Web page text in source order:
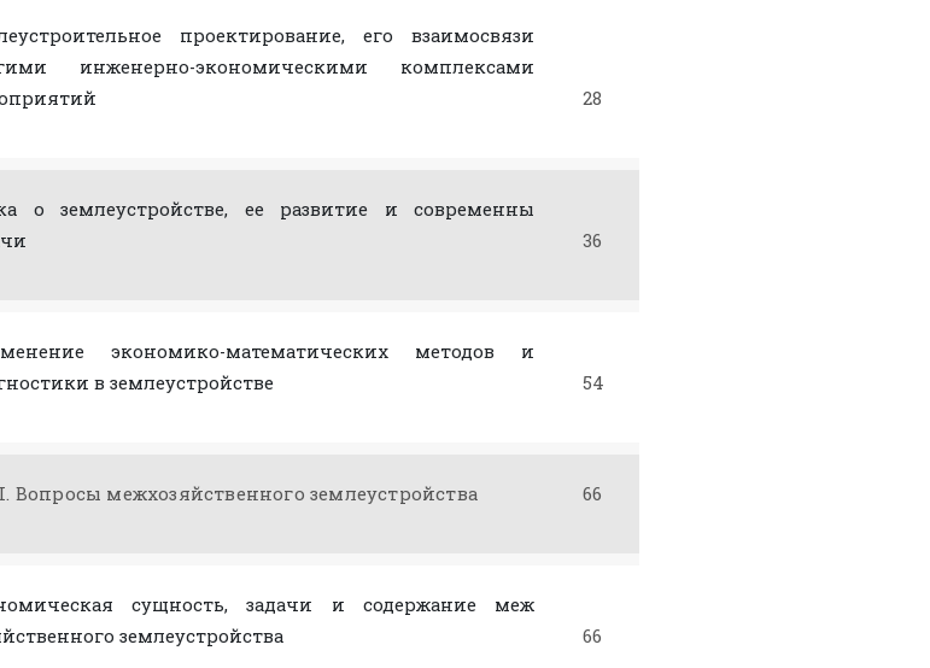
проектирование, его взаимосвязи
инженерно-экономическими комплексами
28
о землеустройстве, ее развитие и современны
36
экономико-математических методов и
в землеустройстве
54
Вопросы межхозяйственного землеустройства 66
сущность, задачи и содержание меж
землеустройства
66